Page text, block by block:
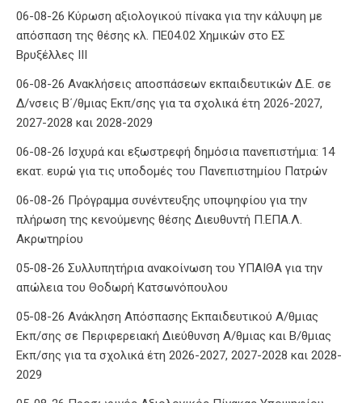
06-08-26 Κύρωση αξιολογικού πίνακα για την κάλυψη με
απόσπαση της θέσης κλ. ΠΕ04.02 Χημικών στο ΕΣ
Βρυξέλλες ΙΙΙ
06-08-26 Ανακλήσεις αποσπάσεων εκπαιδευτικών Δ.Ε. σε
Δ/νσεις Β΄/θμιας Εκπ/σης για τα σχολικά έτη 2026-2027,
2027-2028 και 2028-2029
06-08-26 Ισχυρά και εξωστρεφή δημόσια πανεπιστήμια: 14
εκατ. ευρώ για τις υποδομές του Πανεπιστημίου Πατρών
06-08-26 Πρόγραμμα συνέντευξης υποψηφίου για την
πλήρωση της κενούμενης θέσης Διευθυντή Π.ΕΠΑ.Λ.
Ακρωτηρίου
05-08-26 Συλλυπητήρια ανακοίνωση του ΥΠΑΙΘΑ για την
απώλεια του Θοδωρή Κατσωνόπουλου
05-08-26 Ανάκληση Απόσπασης Εκπαιδευτικού Α/θμιας
Εκπ/σης σε Περιφερειακή Διεύθυνση Α/θμιας και Β/θμιας
Εκπ/σης για τα σχολικά έτη 2026-2027, 2027-2028 και 2028-
2029